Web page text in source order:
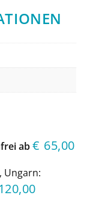
ab € 65,00
Ungarn:
120,00